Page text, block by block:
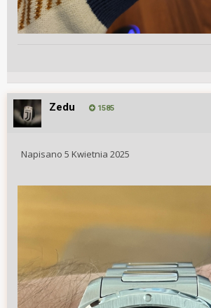
Zedu 1585
Napisano 5 Kwietnia 2025